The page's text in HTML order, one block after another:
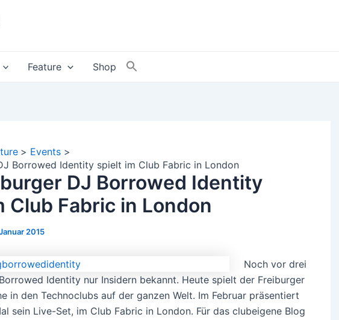
Feature Shop
Events
Borrowed Identity spielt im Club Fabric in London
DJ Borrowed Identity
Club Fabric in London
2015
Noch vor drei
Identity nur Insidern bekannt. Heute spielt der Freiburger
in den Technoclubs auf der ganzen Welt. Im Februar präsentiert
sein Live-Set, im Club Fabric in London. Für das clubeigene Blog